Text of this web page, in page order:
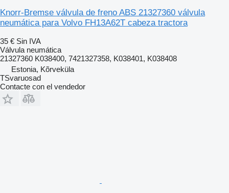
Knorr-Bremse válvula de freno ABS 21327360 válvula
neumática para Volvo FH13A62T cabeza tractora
35 € Sin IVA
Válvula neumática
21327360 K038400, 7421327358, K038401, K038408
Estonia, Kõrveküla
TSvaruosad
Contacte con el vendedor